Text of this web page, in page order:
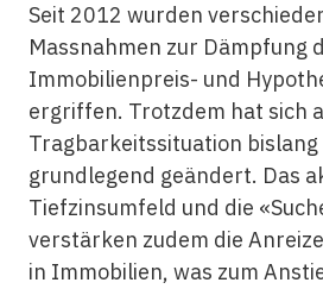
Seit 2012 wurden
Massnahmen zur Dämpfung
Immobilienpreis- und
ergriffen. Trotzdem hat sich
Tragbarkeitssituation
grundlegend geändert. Das
Tiefzinsumfeld und die
verstärken zudem die
in Immobilien, was zum